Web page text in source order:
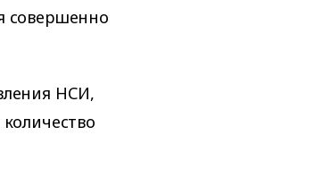
совершенно
НСИ,